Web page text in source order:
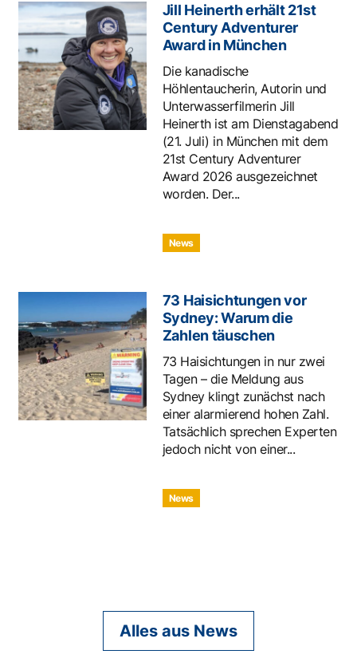
Jill Heinerth erhält 21st
Century Adventurer
Award in München
Die kanadische
Höhlentaucherin, Autorin und
Unterwasserfilmerin Jill
Heinerth ist am Dienstagabend
(21. Juli) in München mit dem
21st Century Adventurer
Award 2026 ausgezeichnet
worden. Der...
News
73 Haisichtungen vor
Sydney: Warum die
Zahlen täuschen
73 Haisichtungen in nur zwei
Tagen – die Meldung aus
Sydney klingt zunächst nach
einer alarmierend hohen Zahl.
Tatsächlich sprechen Experten
jedoch nicht von einer...
News
Alles aus News